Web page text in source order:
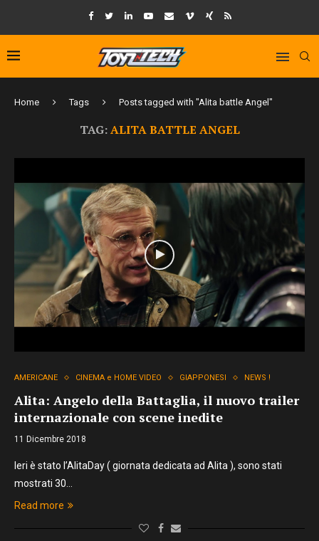
Home Tags Posts tagged with "Alita battle Angel"
TAG:ALITA BATTLE ANGEL
AMERICANE CINEMA e HOME VIDEO GIAPPONESI NEWS !
Alita: Angelo della Battaglia, il nuovo trailer
internazionale con scene inedite
11 Dicembre 2018
Ieri è stato l’AlitaDay ( giornata dedicata ad Alita ), sono stati
mostrati 30…
Read more